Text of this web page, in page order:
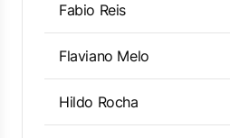
Fabio Reis
Flaviano Melo
Hildo Rocha